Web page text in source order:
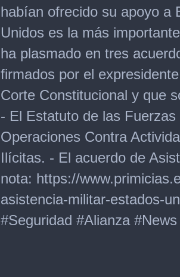
habían ofrecido su apoyo a
Unidos es la más
ha plasmado en tres
firmados por el
Corte Constitucional y que
- El Estatuto de las
Operaciones Contra
Ilícitas. - El acuerdo de
nota: https://
asistencia-militar-estados-
#Seguridad #Alianza